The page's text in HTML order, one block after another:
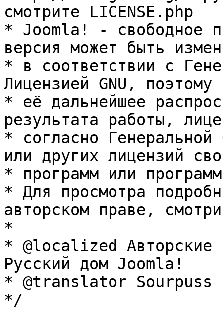
смотрите LICENSE.php
* Joomla! - свободное
версия может быть
* в соответствии с
Лицензией GNU, поэтому
* её дальнейшее
результата работы,
* согласно Генеральной
или других лицензий
* программ или
* Для просмотра
авторском праве,
*
* @localized Авторские
Русский дом Joomla!
* @translator Sourpuss
*/